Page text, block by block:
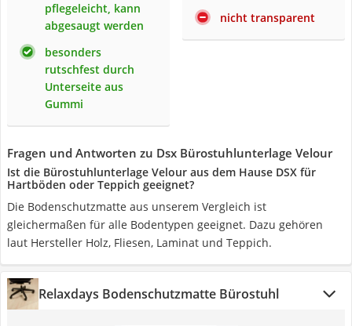
pflegeleicht, kann
abgesaugt werden
besonders
rutschfest durch
Unterseite aus
Gummi
nicht transparent
Fragen und Antworten zu Dsx Bürostuhlunterlage Velour
Ist die Bürostuhlunterlage Velour aus dem Hause DSX für
Hartböden oder Teppich geeignet?
Die Bodenschutzmatte aus unserem Vergleich ist
gleichermaßen für alle Bodentypen geeignet. Dazu gehören
laut Hersteller Holz, Fliesen, Laminat und Teppich.
Relaxdays Bodenschutzmatte Bürostuhl